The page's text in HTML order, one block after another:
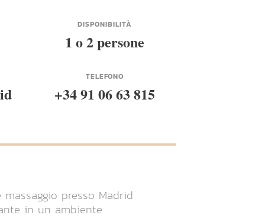
DISPONIBILITÀ
1 o 2 persone
TELEFONO
+34 91 06 63 815
presso Madrid
in un ambiente